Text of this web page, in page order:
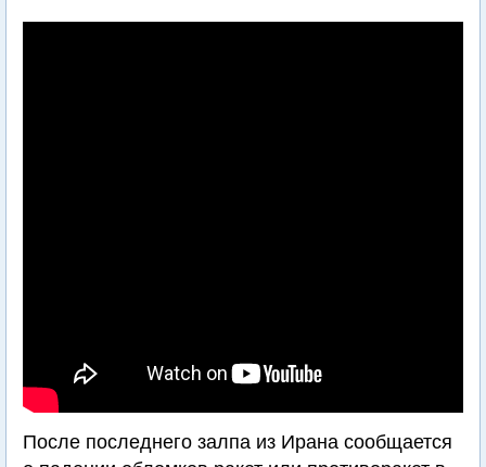
После последнего залпа из Ирана сообщается